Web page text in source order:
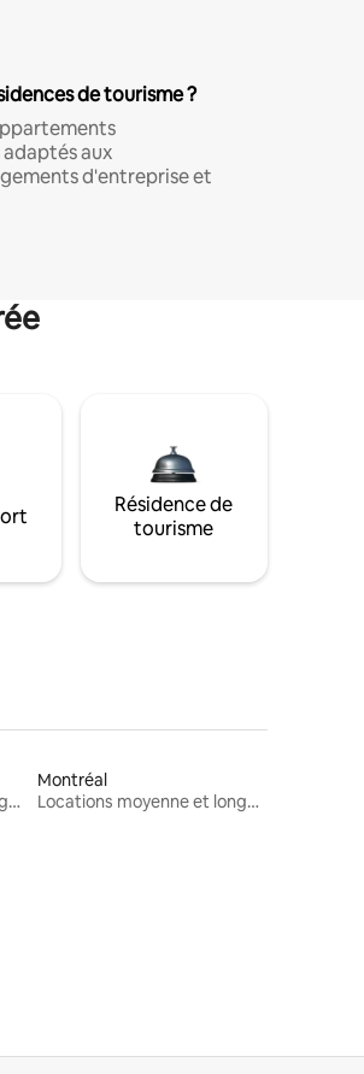
de tourisme ?
aux
d'entreprise et
Résidence de
tourisme
Locations moyenne et longue durée
Montréal
Locations moyenne et longue durée